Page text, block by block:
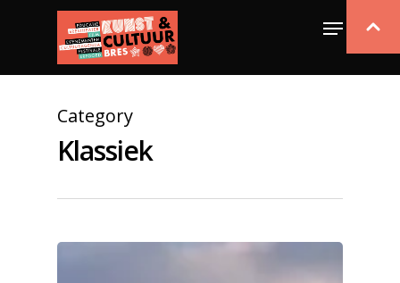
Category
Klassiek